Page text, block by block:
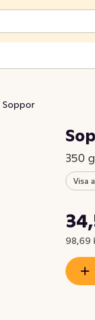
Soppor
350
Visa
98,69